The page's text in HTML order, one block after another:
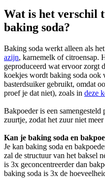
Wat is het verschil
baking soda?
Baking soda werkt alleen als
azijn, karnemelk of citroensap.
geproduceerd wat ervoor zorgt
koekjes wordt baking soda ook
basterdsuiker gebruikt, omdat
proef je dat niet), zoals in deze
Bakpoeder is een
zuurtje, zodat het zuur niet
Kan je baking soda en
Je kan baking soda en
zal de structuur van het baksel
is 3x geconcentreerder dan
baking soda is 3x de